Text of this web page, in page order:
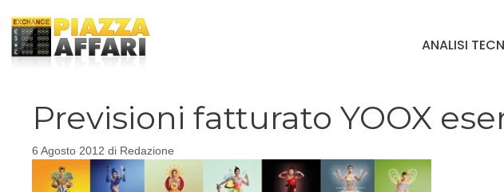
contenuto
ANALISI
Previsioni fatturato YOOX
6 Agosto 2012 di Redazione